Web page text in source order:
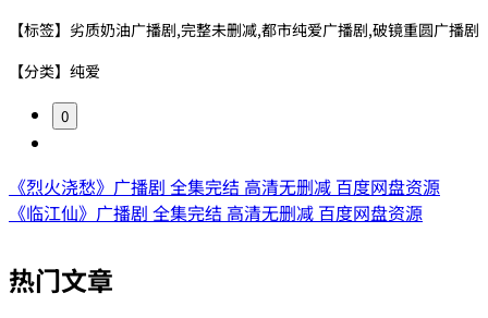
【标签】劣质奶油广播剧,完整未删减,都市纯爱广播剧,破镜重圆广播剧
【分类】纯爱
0
《烈火浇愁》广播剧 全集完结 高清无删减 百度网盘资源
《临江仙》广播剧 全集完结 高清无删减 百度网盘资源
热门文章